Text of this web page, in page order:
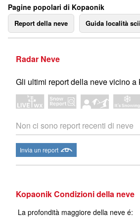
Pagine popolari di Kopaonik
Report della neve Guida località
Radar Neve
Gli ultimi report della neve vicino a
Non ci sono report recenti di neve
Invia un report
Kopaonik Condizioni della neve
La profondità maggiore della neve é: